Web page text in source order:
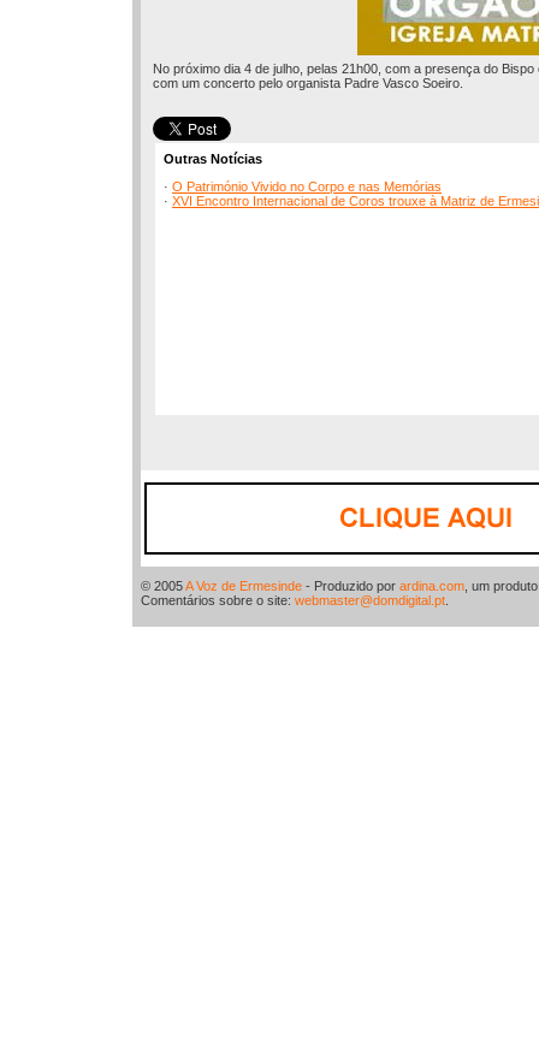
No próximo dia 4 de julho, pelas 21h00, com a presença do
com um concerto pelo organista Padre Vasco Soeiro.
Outras Notícias
· O Património Vivido no Corpo e nas Memórias
· XVI Encontro Internacional de Coros trouxe à Matriz de
© 2005A Voz de Ermesinde - Produzido por ardina.com , um
Comentários sobre o site: webmaster@domdigital.pt